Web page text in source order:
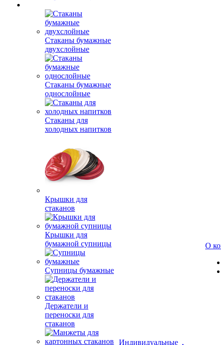
Стаканы бумажные
двухслойные
Стаканы бумажные
однослойные
Стаканы для
холодных напитков
Крышки для
стаканов
Крышки для
бумажной супницы
Супницы бумажные
Держатели и
переноски для
стаканов
Индивидуальные
О